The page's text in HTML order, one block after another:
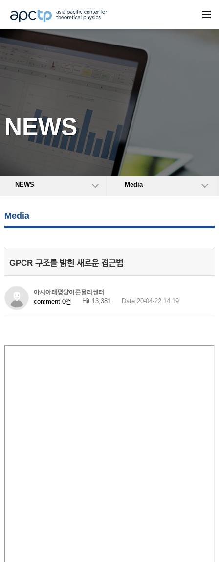
NEWS
NEWS Media
Media
GPCR 구조를 밝힌 새로운 접근법
아시아태평양이론물리센터
comment 0건
Hit 13,381 Date 20-04-22 14:19